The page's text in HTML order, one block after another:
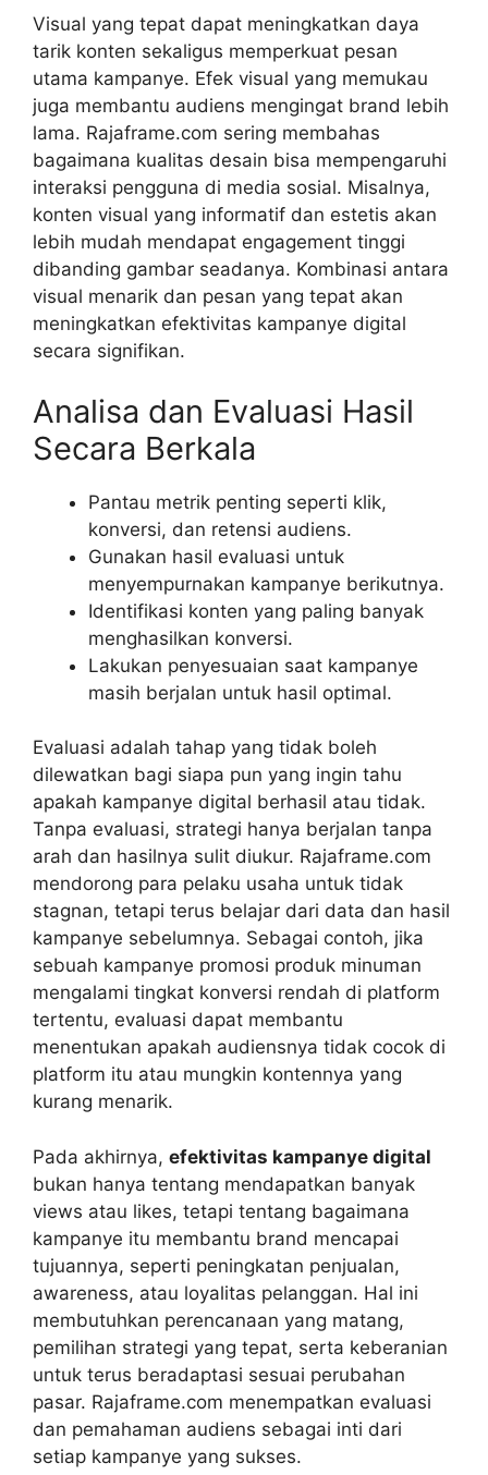
Visual yang tepat dapat meningkatkan daya
tarik konten sekaligus memperkuat pesan
utama kampanye. Efek visual yang memukau
juga membantu audiens mengingat brand lebih
lama. Rajaframe.com sering membahas
bagaimana kualitas desain bisa mempengaruhi
interaksi pengguna di media sosial. Misalnya,
konten visual yang informatif dan estetis akan
lebih mudah mendapat engagement tinggi
dibanding gambar seadanya. Kombinasi antara
visual menarik dan pesan yang tepat akan
meningkatkan efektivitas kampanye digital
secara signifikan.
Analisa dan Evaluasi Hasil
Secara Berkala
Pantau metrik penting seperti klik,
konversi, dan retensi audiens.
Gunakan hasil evaluasi untuk
menyempurnakan kampanye berikutnya.
Identifikasi konten yang paling banyak
menghasilkan konversi.
Lakukan penyesuaian saat kampanye
masih berjalan untuk hasil optimal.
Evaluasi adalah tahap yang tidak boleh
dilewatkan bagi siapa pun yang ingin tahu
apakah kampanye digital berhasil atau tidak.
Tanpa evaluasi, strategi hanya berjalan tanpa
arah dan hasilnya sulit diukur. Rajaframe.com
mendorong para pelaku usaha untuk tidak
stagnan, tetapi terus belajar dari data dan hasil
kampanye sebelumnya. Sebagai contoh, jika
sebuah kampanye promosi produk minuman
mengalami tingkat konversi rendah di platform
tertentu, evaluasi dapat membantu
menentukan apakah audiensnya tidak cocok di
platform itu atau mungkin kontennya yang
kurang menarik.
Pada akhirnya, efektivitas kampanye digital
bukan hanya tentang mendapatkan banyak
views atau likes, tetapi tentang bagaimana
kampanye itu membantu brand mencapai
tujuannya, seperti peningkatan penjualan,
awareness, atau loyalitas pelanggan. Hal ini
membutuhkan perencanaan yang matang,
pemilihan strategi yang tepat, serta keberanian
untuk terus beradaptasi sesuai perubahan
pasar. Rajaframe.com menempatkan evaluasi
dan pemahaman audiens sebagai inti dari
setiap kampanye yang sukses.